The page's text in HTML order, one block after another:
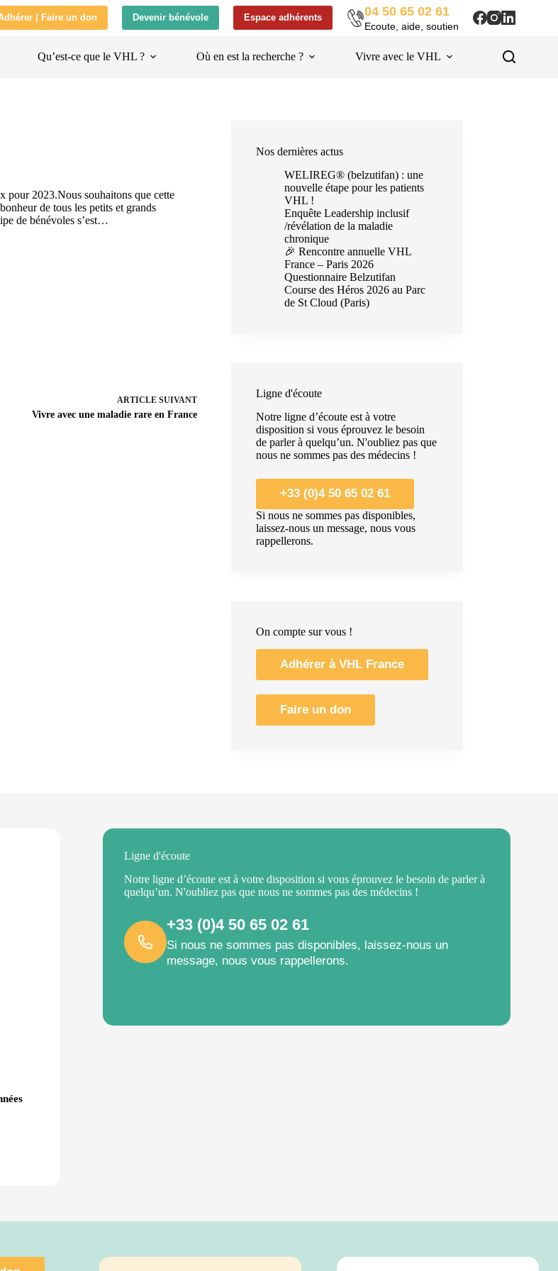
| Faire un don Devenir bénévole Espace adhérents 04 50 65 02 61
Ecoute, aide, soutien
Qu’est-ce que le VHL ? Où en est la recherche ? Vivre avec le VHL Liens utiles
pour 2023.Nous souhaitons que cette
de tous les petits et grands
de bénévoles s’est…
ARTICLESUIVANT
Vivre avec une maladie rare en France
Nos dernières actus
WELIREG® (belzutifan) : une
nouvelle étape pour les patients
VHL !
Enquête Leadership inclusif
/révélation de la maladie
chronique
🎉 Rencontre annuelle VHL
France – Paris 2026
Questionnaire Belzutifan
Course des Héros 2026 au Parc
de St Cloud (Paris)
Ligne d'écoute
Notre ligne d’écoute est à votre
disposition si vous éprouvez le besoin
de parler à quelqu’un. N'oubliez pas que
nous ne sommes pas des médecins !
+33 (0)4 50 65 02 61
Si nous ne sommes pas disponibles,
laissez-nous un message, nous vous
rappellerons.
On compte sur vous !
Adhérer à VHL France
Faire un don
Ligne d'écoute
Notre ligne d’écoute est à votre disposition si vous éprouvez le besoin de parler à
quelqu’un. N'oubliez pas que nous ne sommes pas des médecins !
+33 (0)4 50 65 02 61
Si nous ne sommes pas disponibles, laissez-nous un
message, nous vous rappellerons.